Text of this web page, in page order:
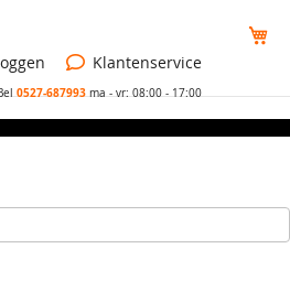
Klantenservice
0527-687993ma - vr: 08:00 - 17:00